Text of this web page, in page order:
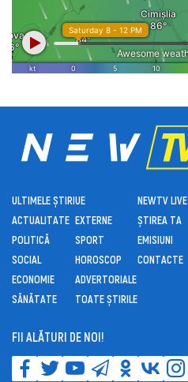
ULTIMELE ȘTIRI
ACTUALITATE
POLITICĂ
SOCIAL
ECONOMIE
SĂNĂTATE
UE
EXTERNE
SPORT
HOROSCOP
ADVERTORIALE
TOATE ȘTIRILE
NEWTV LIVE
ȘTIREA TA
EMISIUNI
CONTACTE
FII ALĂTURI DE NOI!